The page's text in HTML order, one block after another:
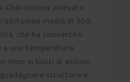
Chardonnay allevate
media di 300
che ha convertito
a una temperatura
mesi in botti di acciaio
struttura e